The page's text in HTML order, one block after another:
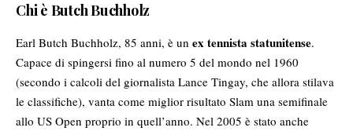
Chi è Butch Buchholz
Earl Butch Buchholz, 85 anni, è un ex tennista statunitense.
Capace di spingersi fino al numero 5 del mondo nel 1960
(secondo i calcoli del giornalista Lance Tingay, che allora stilava
le classifiche), vanta come miglior risultato Slam una semifinale
allo US Open proprio in quell’anno. Nel 2005 è stato anche